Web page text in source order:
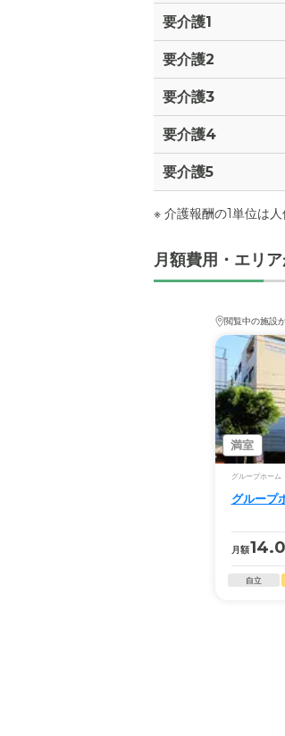
要介護1
要介護2
要介護3
要介護4
要介護5
※ 介護報酬の1単位は
月額費用・エリ
閲覧中の施設
満室
グループホーム
グループ
月額14.0
自立